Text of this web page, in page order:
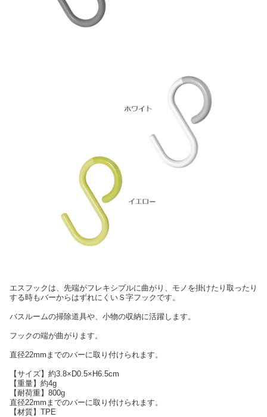
エスフックは、先端がフレキシブルに曲がり、モノを掛けたり取ったり
する時もバーからはずれにくいＳ字フックです。
バスルームの掃除道具や、小物の収納に活躍します。
フックの端が曲がります。
直径22mmまでのバーに取り付けられます。
【サイズ】約3.8×D0.5×H6.5cm
【重量】約4g
【耐荷重】800g
直径22mmまでのバーに取り付けられます。
【材質】TPE